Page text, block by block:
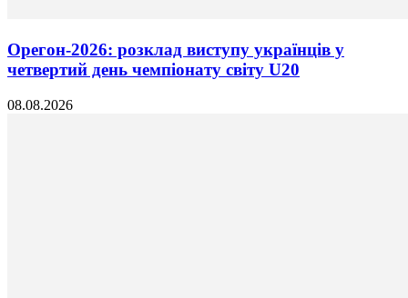
Орегон-2026: розклад виступу українців у
четвертий день чемпіонату світу U20
08.08.2026